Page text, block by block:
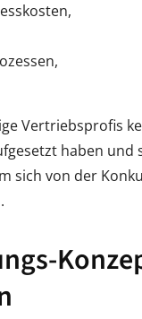
Vertriebsprofis
haben
sich von der